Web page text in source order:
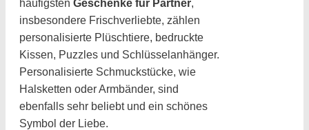
häufigsten Geschenke für Partner,
insbesondere Frischverliebte, zählen
personalisierte Plüschtiere, bedruckte
Kissen, Puzzles und Schlüsselanhänger.
Personalisierte Schmuckstücke, wie
Halsketten oder Armbänder, sind
ebenfalls sehr beliebt und ein schönes
Symbol der Liebe.